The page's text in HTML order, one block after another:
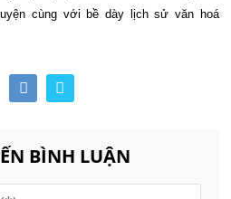
cùng với bề dày lịch sử văn hoá
BÌNH LUẬN